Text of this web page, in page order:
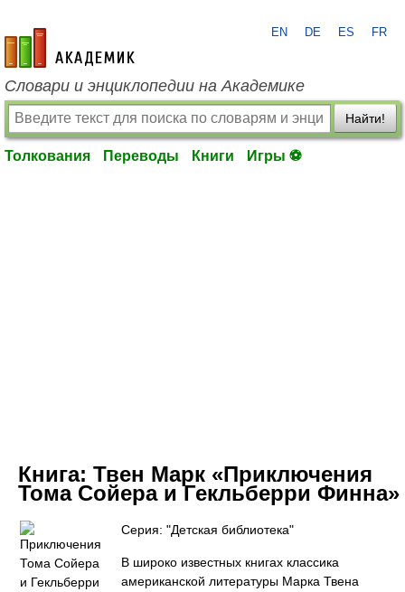
academic.ru
EN DE ES FR
Словари и энциклопедии на Академике
Найти!
Толкования Переводы Книги Игры ⚽
Книга: Твен Марк «Приключения
Тома Сойера и Гекльберри Финна»
Серия: "Детская библиотека"
В широко известных книгах классика
американской литературы Марка Твена